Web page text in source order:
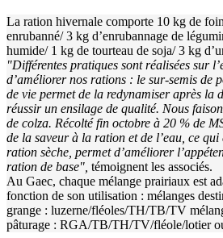
La ration hivernale comporte 10 kg de
enrubanné/ 3 kg d’enrubannage de
humide/ 1 kg de tourteau de soja/ 3 kg
"Différentes pratiques sont réalisées sur
d’améliorer nos rations : le sur-semis de
de vie permet de la redynamiser après la
réussir un ensilage de qualité. Nous
de colza. Récolté fin octobre à 20 % de
de la saveur à la ration et de l’eau, ce qui
ration sèche, permet d’améliorer
ration de base", témoignent les associés.
Au Gaec, chaque mélange prairiaux est
fonction de son utilisation : mélanges
grange : luzerne/fléoles/TH/TB/TV
pâturage : RGA/TB/TH/TV/fléole/lotier